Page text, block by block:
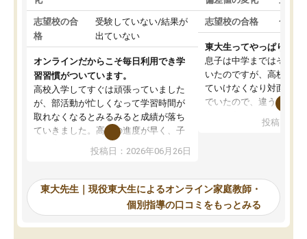
志望校の合
格
受験していない/結果が
出ていない
オンラインだからこそ毎日利用でき学
習習慣がついています。
高校入学してすぐは頑張っていました
が、部活動が忙しくなって学習時間が
取れなくなるとみるみると成績が落ち
ていきました。高校の進度が早く、子
供も家に帰って勉強の話すると嫌な反
応を示します。東大先生にお願いして
れるので、親としても安心です。毎日
使える自習室とかもあり、わからない
ところがあれば先生が回答してくれる
のも重宝しています。
投稿日：2026年06月26日
志望校の合格 合格
東大生ってやっぱりすご
息子は中学まではそこそ
いたのですが、高校に入
ていけなくなり対面の塾
でいたので、違うアプロ
で、当初は模試でD判定
自習室が毎日使えていつ
るのが心強かったよう
謝です。
投稿日：
東大先生｜現役東大生によるオンライン家庭教師・
個別指導の口コミをもっとみる